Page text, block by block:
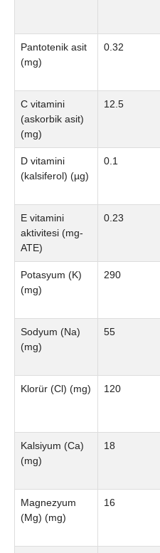
Pantotenik asit
(mg)
0.32
C vitamini
(askorbik asit)
(mg)
12.5
D vitamini
(kalsiferol) (µg)
0.1
E vitamini
aktivitesi (mg-
ATE)
0.23
Potasyum (K)
(mg)
290
Sodyum (Na)
(mg)
55
Klorür (Cl) (mg) 120
Kalsiyum (Ca)
(mg)
18
Magnezyum
(Mg) (mg)
16